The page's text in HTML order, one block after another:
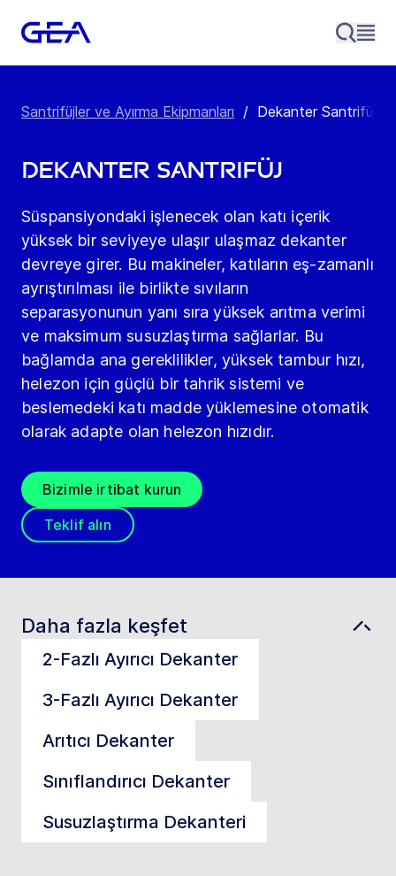
Santrifüjler ve Ayırma Ekipmanları / Dekanter Santrifüj
Dekanter Santrifüj
Süspansiyondaki işlenecek olan katı içerik
yüksek bir seviyeye ulaşır ulaşmaz dekanter
devreye girer. Bu makineler, katıların eş-zamanlı
ayrıştırılması ile birlikte sıvıların
separasyonunun yanı sıra yüksek arıtma verimi
ve maksimum susuzlaştırma sağlarlar. Bu
bağlamda ana gereklilikler, yüksek tambur hızı,
helezon için güçlü bir tahrik sistemi ve
beslemedeki katı madde yüklemesine otomatik
olarak adapte olan helezon hızıdır.
Bizimle irtibat kurun
Teklif alın
Daha fazla keşfet
2-Fazlı Ayırıcı Dekanter
3-Fazlı Ayırıcı Dekanter
Arıtıcı Dekanter
Sınıflandırıcı Dekanter
Susuzlaştırma Dekanteri